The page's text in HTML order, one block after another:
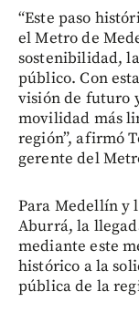
“Este paso
el Metro de
sostenibilidad,
público. Con
visión de futuro
movilidad más
región”, afirmó
gerente del
Para Medellín y
Aburrá, la
mediante este
histórico a la
pública de la